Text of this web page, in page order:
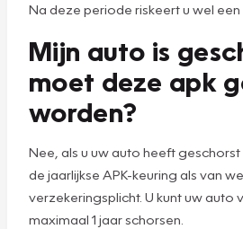
Na deze periode riskeert u wel een
Mijn auto is
moet deze apk
worden?
Nee, als u uw auto heeft
de jaarlijkse APK-keuring als van
verzekeringsplicht. U kunt uw auto
maximaal 1 jaar schorsen.